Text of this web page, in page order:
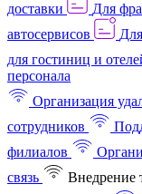
доставки
Для
автосервисов
для гостиниц и
персонала
Организация
сотрудников
филиалов
связь
Внедрение